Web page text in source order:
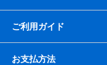
ご利用ガイド
お支払方法